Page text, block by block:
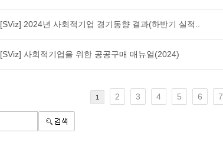
[SViz] 2024년 사회적기업 경기동향 결과(하반기 실적..
[SViz] 사회적기업을 위한 공공구매 매뉴얼(2024)
1 2 3 4 5 6 7